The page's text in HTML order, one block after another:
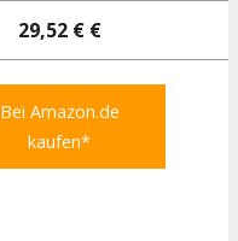
29,52 € €
Bei Amazon.de
kaufen*